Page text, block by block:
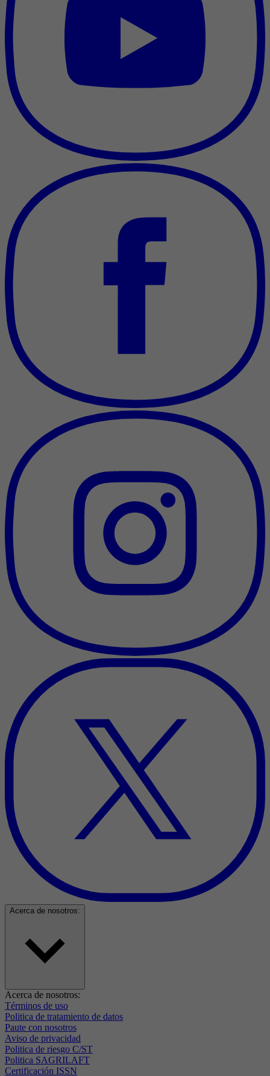
Acerca de nosotros:
Acerca de nosotros:
Términos de uso
Politica de tratamiento de datos
Paute con nosotros
Aviso de privacidad
Politica de riesgo C/ST
Politica SAGRILAFT
Certificación ISSN